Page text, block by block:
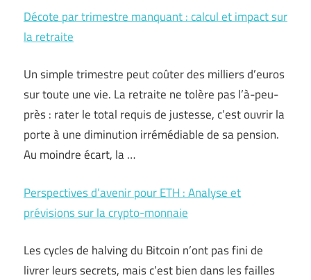
Décote par trimestre manquant : calcul et impact sur
la retraite
Un simple trimestre peut coûter des milliers d’euros
sur toute une vie. La retraite ne tolère pas l’à-peu-
près : rater le total requis de justesse, c’est ouvrir la
porte à une diminution irrémédiable de sa pension.
Au moindre écart, la …
Perspectives d’avenir pour ETH : Analyse et
prévisions sur la crypto-monnaie
Les cycles de halving du Bitcoin n’ont pas fini de
livrer leurs secrets, mais c’est bien dans les failles